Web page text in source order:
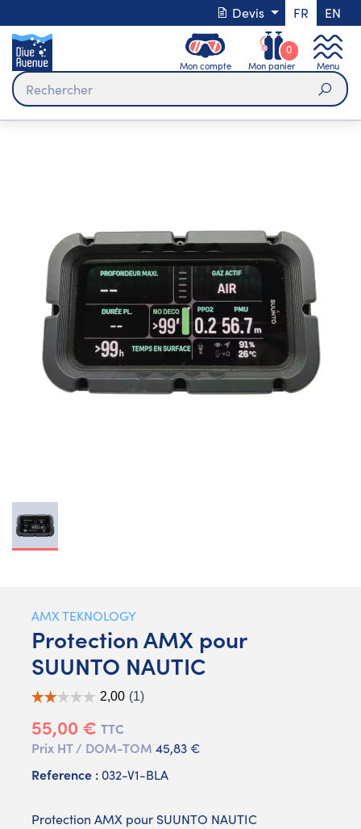
Devis FR EN
Mon compte Mon panier
0
Menu
AMX TEKNOLOGY
Protection AMX pour
SUUNTO NAUTIC
55,00 € TTC
Prix HT / DOM-TOM 45,83 €
Reference : 032-V1-BLA
Protection AMX pour SUUNTO NAUTIC